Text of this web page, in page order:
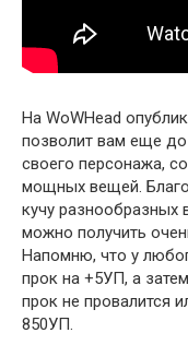
На WoWHead
позволит вам еще
своего персонажа,
мощных вещей.
кучу разнообразных
можно получить
Напомню, что у
прок на +5УП, а
прок не провалится
850УП.